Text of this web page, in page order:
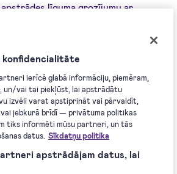
līguma grozījumu ar
vismaz 30 dienas pirms
Datu apstrādes līguma grozījumu
ka Klients piekrīt Datu
Ja Klients nepiekrīt
lietot Pakalpojumus un
Pakalpojumu sniegšanas
konfidencialitāte
ierīcē glabā informāciju, piemēram,
un/vai tai piekļūst, lai apstrādātu
izvēli varat apstiprināt vai pārvaldīt,
jebkurā brīdī — privātuma politikas
tiks informēti mūsu partneri, un tās
datus. Sīkdatņu politika
apstrādājam datus, lai